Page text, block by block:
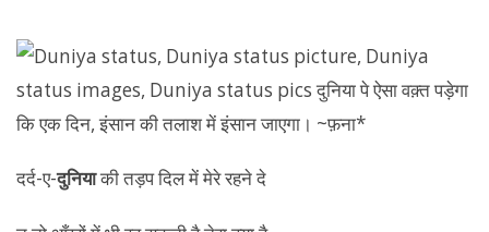
दर्द-ए-दुनियाकी तड़प दिल में मेरे रहने दे